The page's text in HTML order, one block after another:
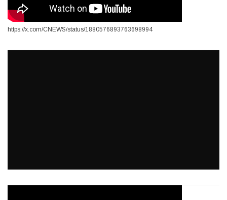
https://x.com/CNEWS/status/1880576893763698994